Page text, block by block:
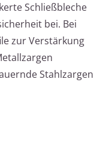
Schließbleche
bei. Bei
zur Verstärkung
Stahlzargen